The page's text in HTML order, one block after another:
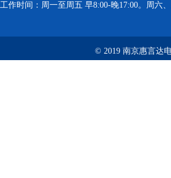
工作时间：周一至周五 早8:00-晚17:00。周六
© 2019 南京惠言达